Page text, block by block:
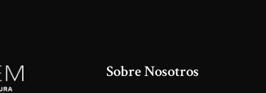
Sobre Nosotros